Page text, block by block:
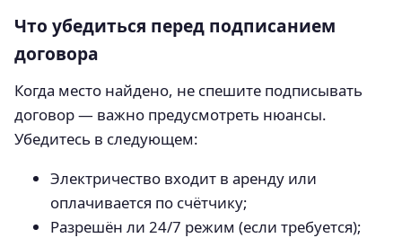
Что убедиться перед подписанием
договора
Когда место найдено, не спешите подписывать
договор — важно предусмотреть нюансы.
Убедитесь в следующем:
Электричество входит в аренду или
оплачивается по счётчику;
Разрешён ли 24/7 режим (если требуется);